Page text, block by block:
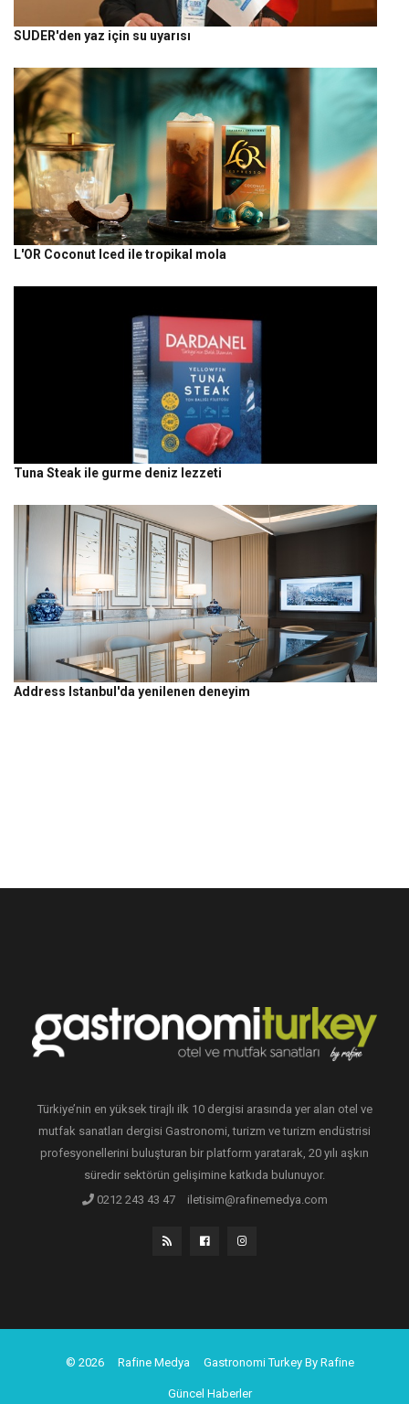
SUDER'den yaz için su uyarısı
L'OR Coconut Iced ile tropikal mola
Tuna Steak ile gurme deniz lezzeti
Address Istanbul'da yenilenen deneyim
Türkiye’nin en yüksek tirajlı ilk 10 dergisi arasında yer alan otel ve
mutfak sanatları dergisi Gastronomi, turizm ve turizm endüstrisi
profesyonellerini buluşturan bir platform yaratarak, 20 yılı aşkın
süredir sektörün gelişimine katkıda bulunuyor.
0212 243 43 47
iletisim@rafinemedya.com
© 2026 Rafine Medya Gastronomi Turkey By Rafine
Güncel Haberler